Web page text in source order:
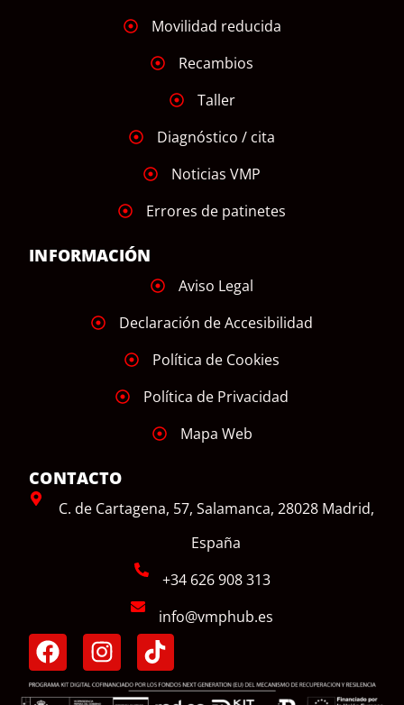
Movilidad reducida
Recambios
Taller
Diagnóstico / cita
Noticias VMP
Errores de patinetes
INFORMACIÓN
Aviso Legal
Declaración de Accesibilidad
Política de Cookies
Política de Privacidad
Mapa Web
CONTACTO
C. de Cartagena, 57, Salamanca, 28028 Madrid,
España
+34 626 908 313
info@vmphub.es